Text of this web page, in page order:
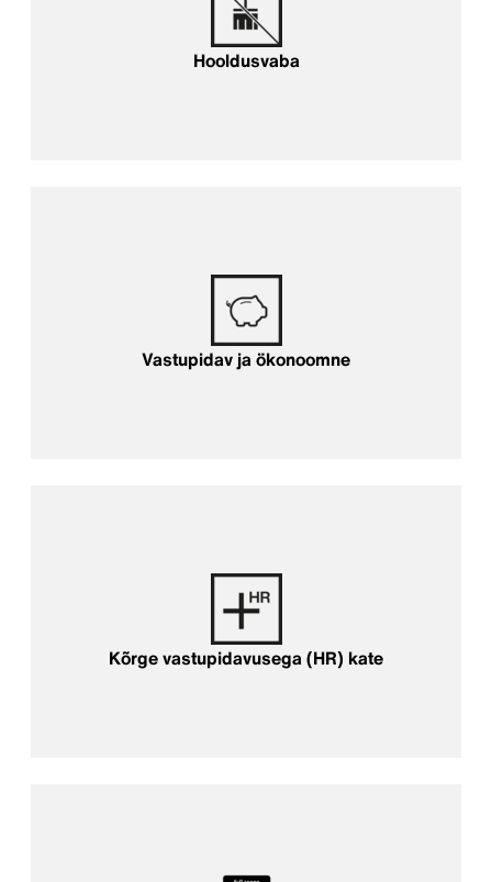
Hooldusvaba
Vastupidav ja ökonoomne
Kõrge vastupidavusega (HR) kate